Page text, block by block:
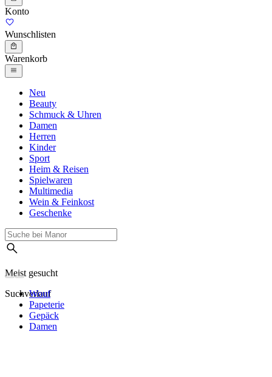
Konto
Wunschlisten
Warenkorb
Neu
Beauty
Schmuck & Uhren
Damen
Herren
Kinder
Sport
Heim & Reisen
Spielwaren
Multimedia
Wein & Feinkost
Geschenke
Meist gesucht
Suchverlauf
Wouf
Papeterie
Gepäck
Damen